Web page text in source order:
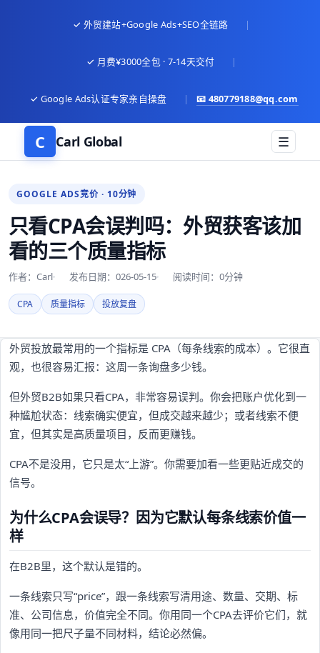
✓ 外贸建站+Google Ads+SEO全链路 |
✓ 月费¥3000全包 · 7-14天交付 |
✓ Google Ads认证专家亲自操盘 | 📧 480779188@qq.com
C Carl Global ☰
GOOGLE ADS竞价 · 10分钟
只看CPA会误判吗：外贸获客该加
看的三个质量指标
作者：Carl 发布日期：026-05-15 阅读时间：0分钟
CPA 质量指标 投放复盘
外贸投放最常用的一个指标是 CPA（每条线索的成本）。它很直
观，也很容易汇报：这周一条询盘多少钱。
但外贸B2B如果只看CPA，非常容易误判。你会把账户优化到一
种尴尬状态：线索确实便宜，但成交越来越少；或者线索不便
宜，但其实是高质量项目，反而更赚钱。
CPA不是没用，它只是太“上游”。你需要加看一些更贴近成交的
信号。
为什么CPA会误导？因为它默认每条线索价值一
样
在B2B里，这个默认是错的。
一条线索只写“price”，跟一条线索写清用途、数量、交期、标
准、公司信息，价值完全不同。你用同一个CPA去评价它们，就
像用同一把尺子量不同材料，结论必然偏。